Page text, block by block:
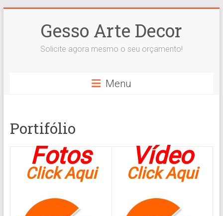
Gesso Arte Decor
Solicite agora mesmo o seu orçamento!
Menu
Portifólio
Fotos
Click Aqui
Vídeo
Click Aqui